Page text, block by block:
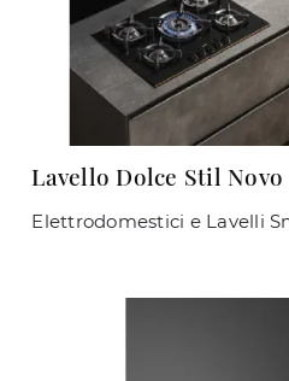
Lavello Dolce Stil Novo